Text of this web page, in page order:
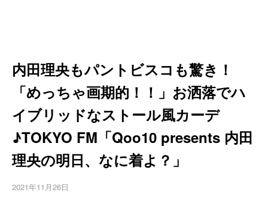
内田理央もパントビスコも驚き！
「めっちゃ画期的！！」お洒落でハ
イブリッドなストール風カーデ
♪TOKYO FM「Qoo10 presents 内田
理央の明日、なに着よ？」
2021年11月26日